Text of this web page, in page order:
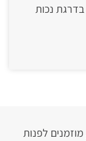
מוזמנים לפנות